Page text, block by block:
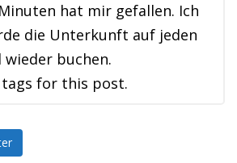
hat mir gefallen. Ich
die Unterkunft auf jeden
wieder buchen.
tags for this post.